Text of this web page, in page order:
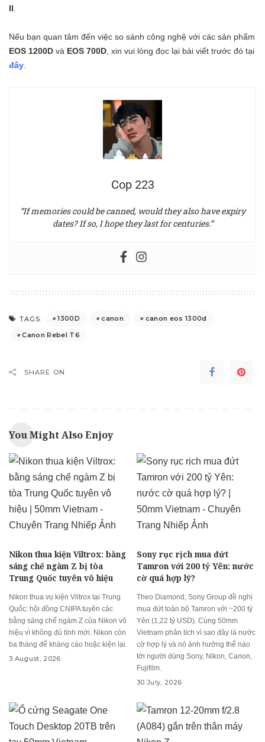
II
Nếu bạn quan tâm đến việc so sánh công nghệ với các sản phẩm
EOS 1200D và EOS 700D , xin vui lòng đọc lại bài viết trước đó tại
đây
Cop 223
“If memories could be canned, would they also have expiry
dates? If so, I hope they last for centuries.”
TAGS: 1300D canon
canon eos 1300d
Canon Rebel T6
SHARE ON
You Might Also Enjoy
Nikon thua kiện Viltrox: bằng
sáng chế ngàm Z bị tòa
Trung Quốc tuyên vô hiệu
Nikon thua vụ kiện Viltrox tại Trung
Quốc: hội đồng CNIPA tuyên các
bằng sáng chế ngàm Z của Nikon vô
hiệu vì không đủ tính mới. Nikon còn
ba tháng để kháng cáo hoặc kiện lại.
3 August, 2026
Sony rục rịch mua đứt
Tamron với 200 tỷ Yên: nước
cờ quá hợp lý?
Theo Diamond, Sony Group đề nghị
mua đứt toàn bộ Tamron với ~200 tỷ
Yên (1,22 tỷ USD). Cùng 50mm
Vietnam phân tích vì sao đây là nước
cờ hợp lý và nó ảnh hưởng thế nào
tới người dùng Sony, Nikon, Canon,
Fujifilm.
30 July, 2026